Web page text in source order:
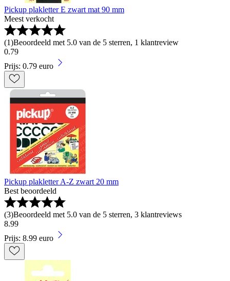
Pickup plakletter E zwart mat 90 mm
Meest verkocht
(1)Beoordeeld met 5.0 van de 5 sterren, 1 klantreview
0.79
Prijs: 0.79 euro
Pickup plakletter A-Z zwart 20 mm
Best beoordeeld
(3)Beoordeeld met 5.0 van de 5 sterren, 3 klantreviews
8.99
Prijs: 8.99 euro